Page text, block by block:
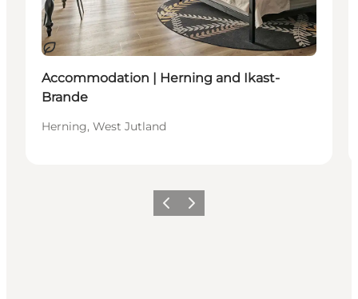
Duurzaam
Accommodation | Herning and Ikast-
Brande
Herning, West Jutland
Vorige Volgende